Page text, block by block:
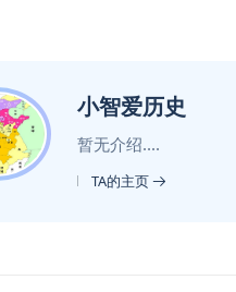
小智爱历史
暂无介绍....
TA的主页